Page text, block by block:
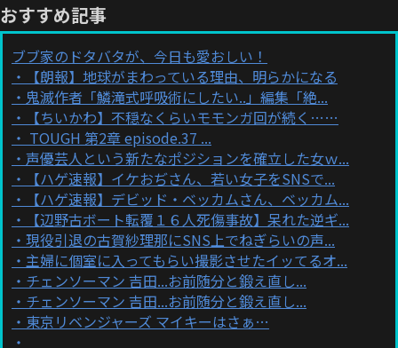
おすすめ記事
ブブ家のドタバタが、今日も愛おしい！
【朗報】地球がまわっている理由、明らかになる
鬼滅作者「鱗滝式呼吸術にしたい..」編集「絶...
【ちいかわ】不穏なくらいモモンガ回が続く……
TOUGH 第2章 episode.37 ...
声優芸人という新たなポジションを確立した女ｗ...
【ハゲ速報】イケおぢさん、若い女子をSNSで...
【ハゲ速報】デビッド・ベッカムさん、ベッカム...
【辺野古ボート転覆１６人死傷事故】呆れた逆ギ...
現役引退の古賀紗理那にSNS上でねぎらいの声...
主婦に個室に入ってもらい撮影させたイッてるオ...
チェンソーマン 吉田...お前随分と鍛え直し...
チェンソーマン 吉田...お前随分と鍛え直し...
東京リベンジャーズ マイキーはさぁ…